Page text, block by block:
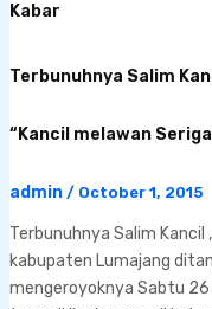
Kabar
Terbunuhnya Salim
“Kancil melawan
admin / October 1, 2015
Terbunuhnya Salim
kabupaten Lumajang
mengeroyoknya Sabtu